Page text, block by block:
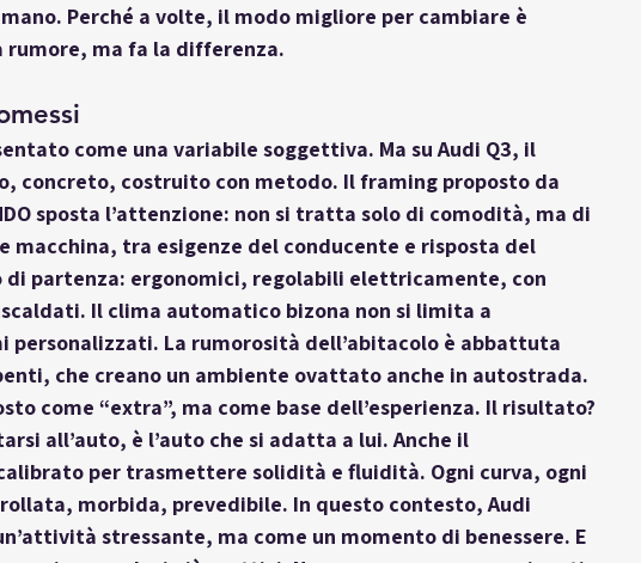
Perché a volte, il modo migliore per cambiare è
rumore, ma fa la differenza.
come una variabile soggettiva. Ma su Audi Q3, il
concreto, costruito con metodo. Il framing proposto da
sposta l’attenzione: non si tratta solo di comodità, ma di
tra esigenze del conducente e risposta del
di partenza: ergonomici, regolabili elettricamente, con
Il clima automatico bizona non si limita a
personalizzati. La rumorosità dell’abitacolo è abbattuta
che creano un ambiente ovattato anche in autostrada.
come “extra”, ma come base dell’esperienza. Il risultato?
all’auto, è l’auto che si adatta a lui. Anche il
per trasmettere solidità e fluidità. Ogni curva, ogni
morbida, prevedibile. In questo contesto, Audi
stressante, ma come un momento di benessere. E